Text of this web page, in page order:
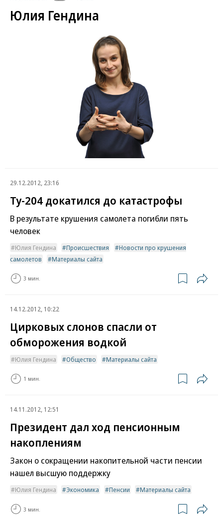
Юлия Гендина
29.12.2012, 23:16
Ту-204 докатился до катастрофы
В результате крушения самолета погибли пять
человек
Юлия Гендина Происшествия
Новости про крушения
самолетов
Материалы сайта
3 мин.
14.12.2012, 10:22
Цирковых слонов спасли от
обморожения водкой
Юлия Гендина Общество Материалы сайта
1 мин.
14.11.2012, 12:51
Президент дал ход пенсионным
накоплениям
Закон о сокращении накопительной части пенсии
нашел высшую поддержку
Юлия Гендина Экономика Пенсии Материалы сайта
3 мин.